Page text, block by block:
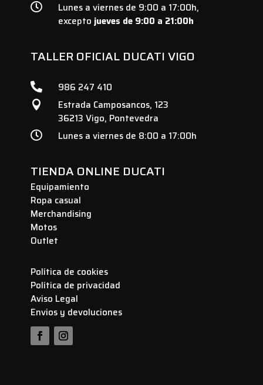

Lunes a viernes de 9:00 a 17:00h,
excepto jueves de 9:00 a 21:00h
TALLER OFICIAL DUCATI VIGO
 986 247 410

Estrada Camposancos, 123
36213 Vigo, Pontevedra
 Lunes a viernes de 8:00 a 17:00h
TIENDA ONLINE DUCATI
Equipamiento
Ropa casual
Merchandising
Motos
Outlet
Política de cookies
Política de privacidad
Aviso Legal
Envios y devoluciones